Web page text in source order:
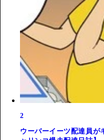
2
ウーバーイーツ配達員が